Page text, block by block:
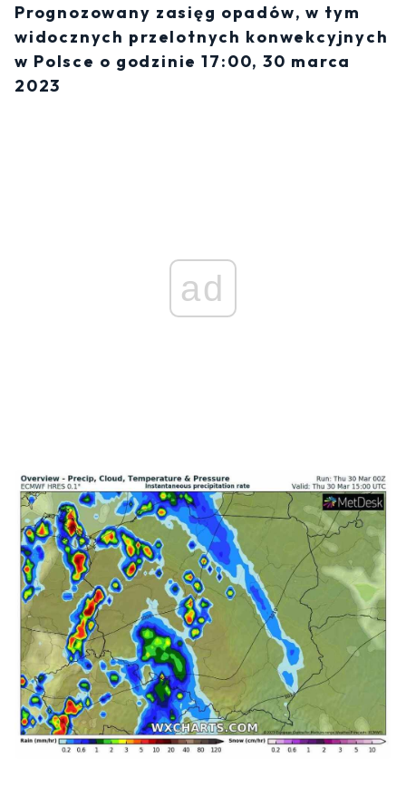
Prognozowany zasięg opadów, w tym
widocznych przelotnych konwekcyjnych
w Polsce o godzinie 17:00, 30 marca
2023
ad